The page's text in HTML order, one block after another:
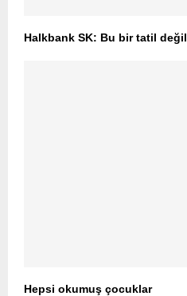
Halkbank SK: Bu bir tatil değil
Hepsi okumuş çocuklar